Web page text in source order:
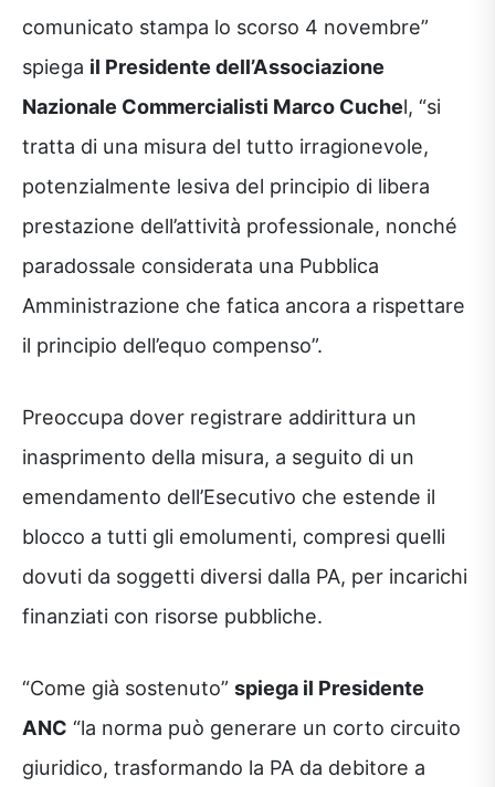
comunicato stampa lo scorso 4 novembre”
spiega il Presidente dell’Associazione
Nazionale Commercialisti Marco Cuchel, “si
tratta di una misura del tutto irragionevole,
potenzialmente lesiva del principio di libera
prestazione dell’attività professionale, nonché
paradossale considerata una Pubblica
Amministrazione che fatica ancora a rispettare
il principio dell’equo compenso”.
Preoccupa dover registrare addirittura un
inasprimento della misura, a seguito di un
emendamento dell’Esecutivo che estende il
blocco a tutti gli emolumenti, compresi quelli
dovuti da soggetti diversi dalla PA, per incarichi
finanziati con risorse pubbliche.
“Come già sostenuto” spiega il Presidente
ANC “la norma può generare un corto circuito
giuridico, trasformando la PA da debitore a